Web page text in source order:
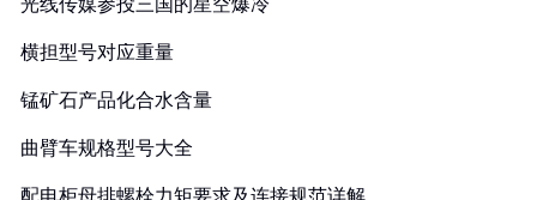
光线传媒参投三国的星空爆冷
横担型号对应重量
锰矿石产品化合水含量
曲臂车规格型号大全
配电柜母排螺栓力矩要求及连接规范详解